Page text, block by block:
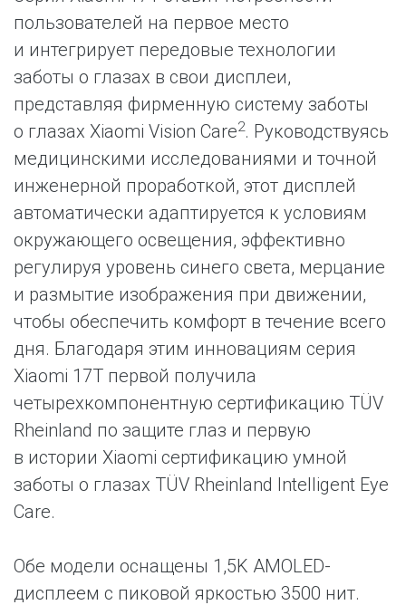
пользователей на первое место
и интегрирует передовые технологии
заботы о глазах в свои дисплеи,
представляя фирменную систему заботы
о глазах Xiaomi Vision Care2. Руководствуясь
медицинскими исследованиями и точной
инженерной проработкой, этот дисплей
автоматически адаптируется к условиям
окружающего освещения, эффективно
регулируя уровень синего света, мерцание
и размытие изображения при движении,
чтобы обеспечить комфорт в течение всего
дня. Благодаря этим инновациям серия
Xiaomi 17T первой получила
четырехкомпонентную сертификацию TÜV
Rheinland по защите глаз и первую
в истории Xiaomi сертификацию умной
заботы о глазах TÜV Rheinland Intelligent Eye
Care.
Обе модели оснащены 1,5K AMOLED-
дисплеем с пиковой яркостью 3500 нит.